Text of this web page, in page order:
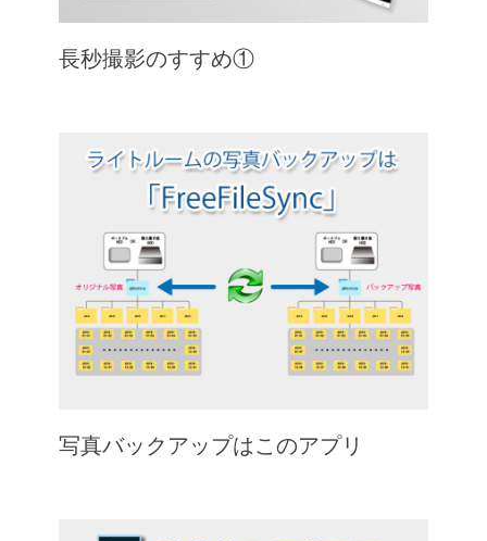
長秒撮影のすすめ①
写真バックアップはこのアプリ